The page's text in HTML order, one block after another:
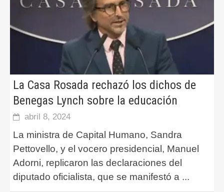
La Casa Rosada rechazó los dichos de
Benegas Lynch sobre la educación
abril 8, 2024
La ministra de Capital Humano, Sandra
Pettovello, y el vocero presidencial, Manuel
Adorni, replicaron las declaraciones del
diputado oficialista, que se manifestó a ...